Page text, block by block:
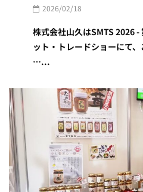
2026/02/18
株式会社山久はSMTS 2026
ット・トレードショーにて、
…...